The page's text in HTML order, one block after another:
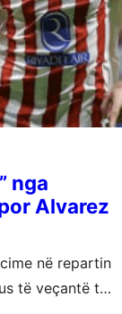
nga
Alvarez
në repartin
të veçantë te